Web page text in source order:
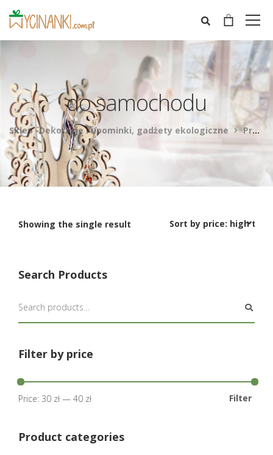
do samochodu
Sklep -Dekoracje i upominki, gadżety ekologiczne Products
Showing the single result
Search Products
Filter by price
Filter
Price: 30 zł — 40 zł
Product categories